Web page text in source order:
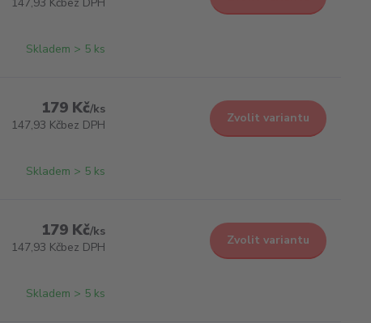
Skladem > 5 ks
179 Kč/ks
147,93 Kčbez DPH
Skladem > 5 ks
Zvolit variantu
179 Kč/ks
147,93 Kčbez DPH
Skladem > 5 ks
Zvolit variantu